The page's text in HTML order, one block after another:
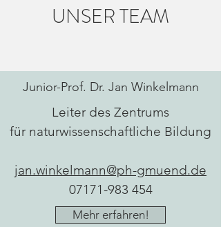
UNSER TEAM
Junior-Prof. Dr. Jan Winkelmann
Leiter des Zentrums
für naturwissenschaftliche Bildung
jan.winkelmann@ph-gmuend.de
07171-983 454
Mehr erfahren!